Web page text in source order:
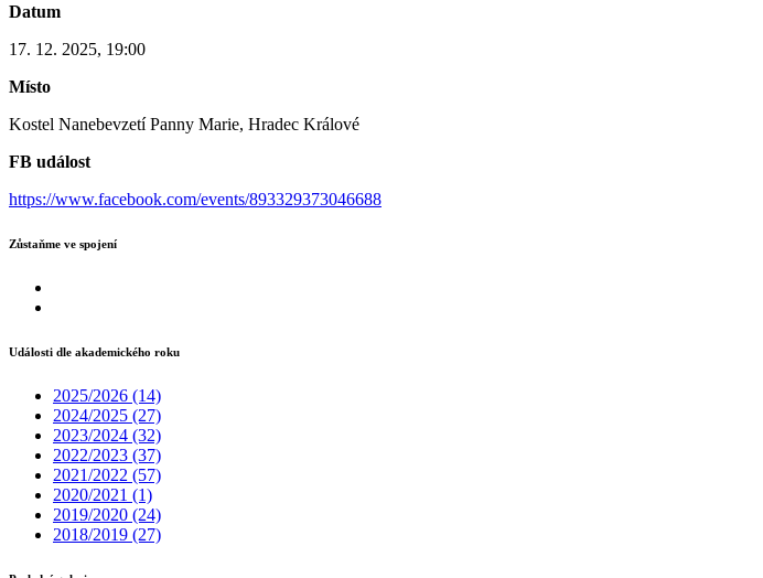
Datum
17. 12. 2025, 19:00
Místo
Kostel Nanebevzetí Panny Marie, Hradec Králové
FB událost
https://www.facebook.com/events/893329373046688
Zůstaňme ve spojení
Události dle akademického roku
2025/2026 (14)
2024/2025 (27)
2023/2024 (32)
2022/2023 (37)
2021/2022 (57)
2020/2021 (1)
2019/2020 (24)
2018/2019 (27)